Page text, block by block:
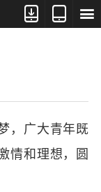



，广大青年既
情和理想，圆